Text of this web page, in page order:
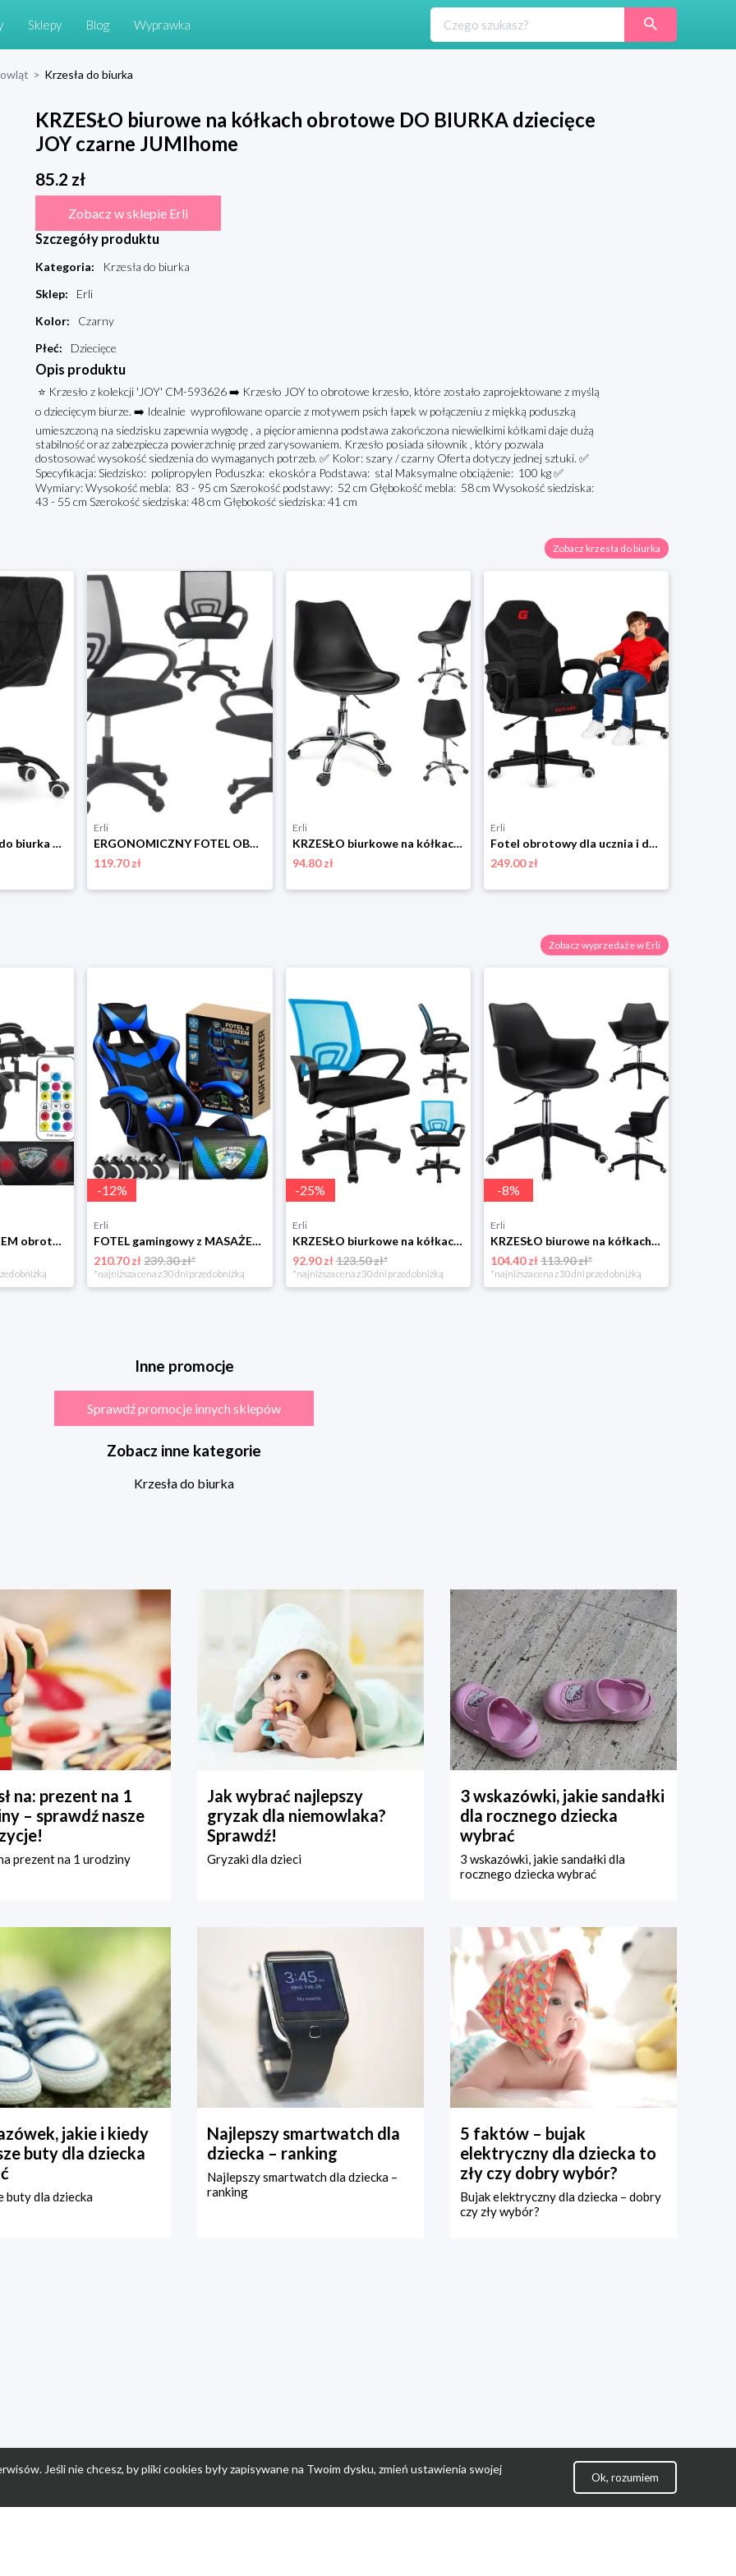
Sklepy Blog Wyprawka
> Krzesła do biurka
KRZESŁO biurowe na kółkach obrotowe DO BIURKA dziecięce
JOY czarne JUMIhome
85.2 zł
Zobacz w sklepie Erli
Szczegóły produktu
Kategoria:
Krzesła do biurka
Sklep:
Erli
Kolor:
Czarny
Płeć: Dziecięce
Opis produktu
⭐ Krzesło z kolekcji 'JOY' CM-593626 ➡️ Krzesło JOY to obrotowe krzesło, które zostało zaprojektowane z myślą
o dziecięcym biurze. ➡️ Idealnie wyprofilowane oparcie z motywem psich łapek w połączeniu z miękką poduszką
umieszczoną na siedzisku zapewnia wygodę , a pięcioramienna podstawa zakończona niewielkimi kółkami daje dużą
stabilność oraz zabezpiecza powierzchnię przed zarysowaniem. Krzesło posiada siłownik , który pozwala
dostosować wysokość siedzenia do wymaganych potrzeb. ✅ Kolor: szary / czarny Oferta dotyczy jednej sztuki. ✅
Specyfikacja: Siedzisko: polipropylen Poduszka: ekoskóra Podstawa: stal Maksymalne obciążenie: 100 kg ✅
Wymiary: Wysokość mebla: 83 - 95 cm Szerokość podstawy: 52 cm Głębokość mebla: 58 cm Wysokość siedziska:
43 - 55 cm Szerokość siedziska: 48 cm Głębokość siedziska: 41 cm
Zobacz krzesła do biurka
Krzesło obrotowe do biurka dziecka czarne welurowe tkanina Lugano.pro
Erli
ERGONOMICZNY FOTEL OBROTOWY KRZESŁO BIUROWE ALEX CZARNY
119.70 zł
Erli
KRZESŁO biurkowe na kółkach obrotowe Z PODUSZKĄ biurka IGER czarne JUMIhome
94.80 zł
Erli
Fotel obrotowy dla ucznia i dziecka wentylowany krzesło do biurka tkanina
249.00 zł
Zobacz wyprzedaże w Erli
Fotel LED z MASAŻEM obrotowy TKANINA gamingowy KOMPUTEROWY gracza PODNÓŻEK!
obniżką
-12%
Erli
FOTEL gamingowy z MASAŻEM pleców KOMPUTEROWY OBROTOWY dla gracza!
210.70 zł239.30 zł*
*najniższa cena z 30 dni przed obniżką
-25%
Erli
KRZESŁO biurkowe na kółkach OBROTOWE do biurka fotel SMART biurowy JUMI
92.90 zł123.50 zł*
*najniższa cena z 30 dni przed obniżką
-8%
Erli
KRZESŁO biurowe na kółkach OBROTOWE biura fotel INEZ profilowany JUMIhome
104.40 zł113.90 zł*
*najniższa cena z 30 dni przed obniżką
Inne promocje
Sprawdź promocje innych sklepów
Zobacz inne kategorie
Krzesła do biurka
na: prezent na 1
– sprawdź nasze
prezent na 1 urodziny
Jak wybrać najlepszy
gryzak dla niemowlaka?
Sprawdź!
Gryzaki dla dzieci
3 wskazówki, jakie sandałki
dla rocznego dziecka
wybrać
3 wskazówki, jakie sandałki dla
rocznego dziecka wybrać
jakie i kiedy
buty dla dziecka
buty dla dziecka
Najlepszy smartwatch dla
dziecka – ranking
Najlepszy smartwatch dla dziecka –
ranking
5 faktów – bujak
elektryczny dla dziecka to
zły czy dobry wybór?
Bujak elektryczny dla dziecka – dobry
czy zły wybór?
Jeśli nie chcesz, by pliki cookies były zapisywane na Twoim dysku, zmień ustawienia swojej
Ok, rozumiem